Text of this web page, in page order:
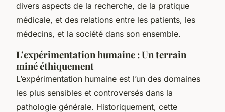
divers aspects de la recherche, de la pratique
médicale, et des relations entre les patients, les
médecins, et la société dans son ensemble.
L’expérimentation humaine : Un terrain
miné éthiquement
L’expérimentation humaine est l’un des domaines
les plus sensibles et controversés dans la
pathologie générale. Historiquement, cette